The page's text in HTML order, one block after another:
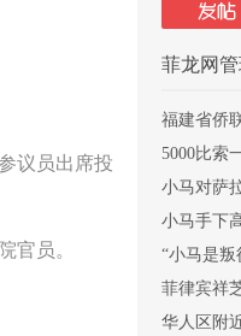
菲龙网
福建省侨
律宾中国
5000比索
认！在菲
小马对萨
交一项关
小马手下
探其实是
“小马是
喊话：立
菲律宾祥
监事/职员
华人区附
议员出席投
官员。